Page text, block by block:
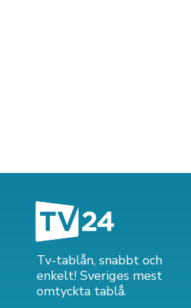
Tv-tablån, snabbt och
enkelt! Sveriges mest
omtyckta tablå.